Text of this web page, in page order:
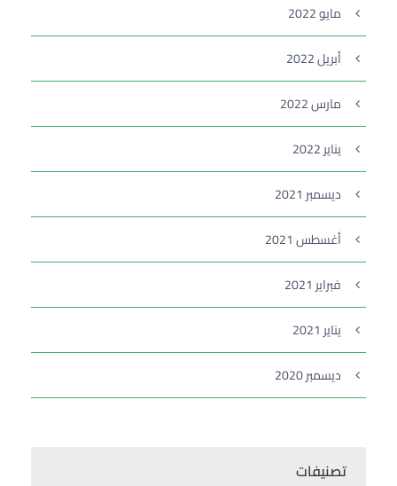
مايو 2022
أبريل 2022
مارس 2022
يناير 2022
ديسمبر 2021
أغسطس 2021
فبراير 2021
يناير 2021
ديسمبر 2020
تصنيفات